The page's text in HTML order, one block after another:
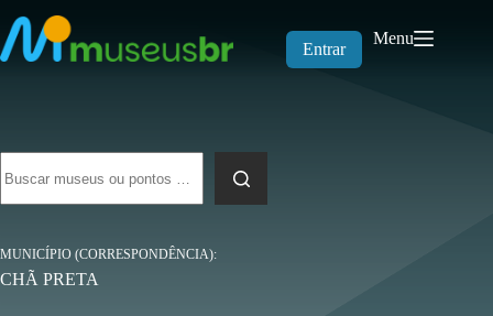
para
o
conteúdo
Entrar
Menu
resultados
MUNICÍPIO (CORRESPONDÊNCIA)
CHÃ PRETA